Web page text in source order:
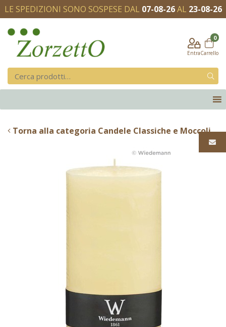
LE SPEDIZIONI SONO SOSPESE DAL 07-08-26AL 23-08-26
Entra
0
Carrello
Torna alla categoria Candele Classiche e Moccoli